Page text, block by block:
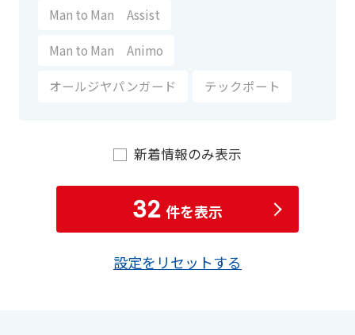
Man to Man Assist
Man to Man Animo
オールジヤパンガード テックポート
新着情報のみ表示
32 件を表示
設定をリセットする